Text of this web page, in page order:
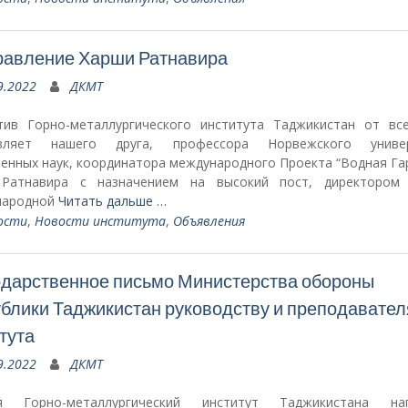
Харши Ратнавира
ДКМТ
Горно-металлургического института Таджикистан от
нашего друга, профессора Норвежского
наук, координатора международного Проекта “Водная
с назначением на высокий пост, директором
Читать дальше …
, Новости института, Объявления
письмо Министерства обороны
Таджикистан руководству и
ДКМТ
Горно-металлургический институт Таджикистана